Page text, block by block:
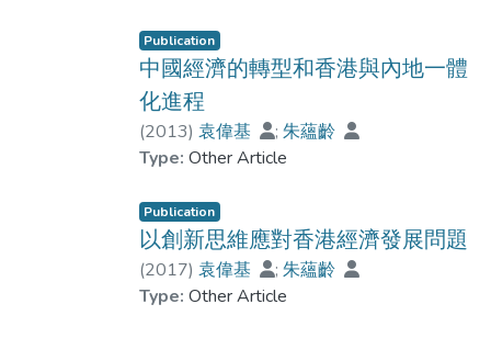
Publication
中國經濟的轉型和香港與內地一體
化進程
(2013) 袁偉基 ; 朱蘊齡
Type: Other Article
Publication
以創新思維應對香港經濟發展問題
(2017) 袁偉基 ; 朱蘊齡
Type: Other Article